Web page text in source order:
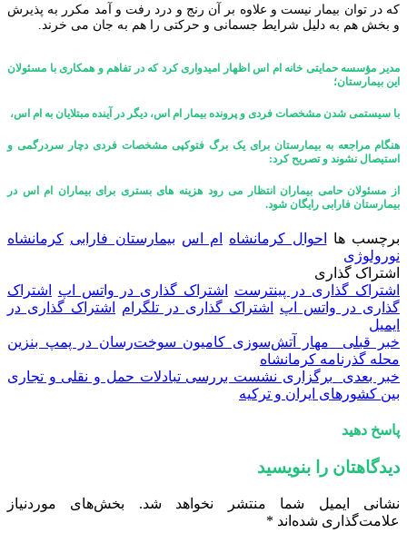
که در توان بیمار نیست و علاوه بر آن رنج و درد رفت و آمد مکرر به پذیرش
و بخش هم به دلیل شرایط جسمانی و حرکتی را هم به جان می خرند.
مدیر مؤسسه حمایتی خانه ام اس اظهار امیدواری کرد که در تفاهم و همکاری با مسئولان
این بیمارستان؛
با سیستمی شدن مشخصات فردی و پرونده بیمار ام اس، دیگر در آینده مبتلایان به ام اس،
هنگام مراجعه به بیمارستان برای یک برگ فتوکپی مشخصات فردی دچار سردرگمی و
استیصال نشوند و تصریح کرد:
از مسئولان حامی بیماران انتظار می رود هزینه های بستری برای بیماران ام اس در
بیمارستان فارابی رایگان شود.
برچسب ها احوال کرمانشاه ام اس بیمارستان فارابی کرمانشاه
نورولوژی
اشتراک گذاری
اشتراک گذاری در پینترست
اشتراک گذاری در واتس اپ
اشتراک
گذاری در واتس اپ
اشتراک گذاری در تلگرام
اشتراک گذاری در
ایمیل
خبر قبلی
مهار آتش‌سوزی کامیون سوخت‌رسان در پمپ بنزین
محله گذرنامه کرمانشاه
خبر بعدی
برگزاری نشست بررسی تبادلات حمل و نقلی و تجاری
بین کشورهای ایران و ترکیه
پاسخ دهید
دیدگاهتان را بنویسید
نشانی ایمیل شما منتشر نخواهد شد.
بخش‌های موردنیاز
علامت‌گذاری شده‌اند *